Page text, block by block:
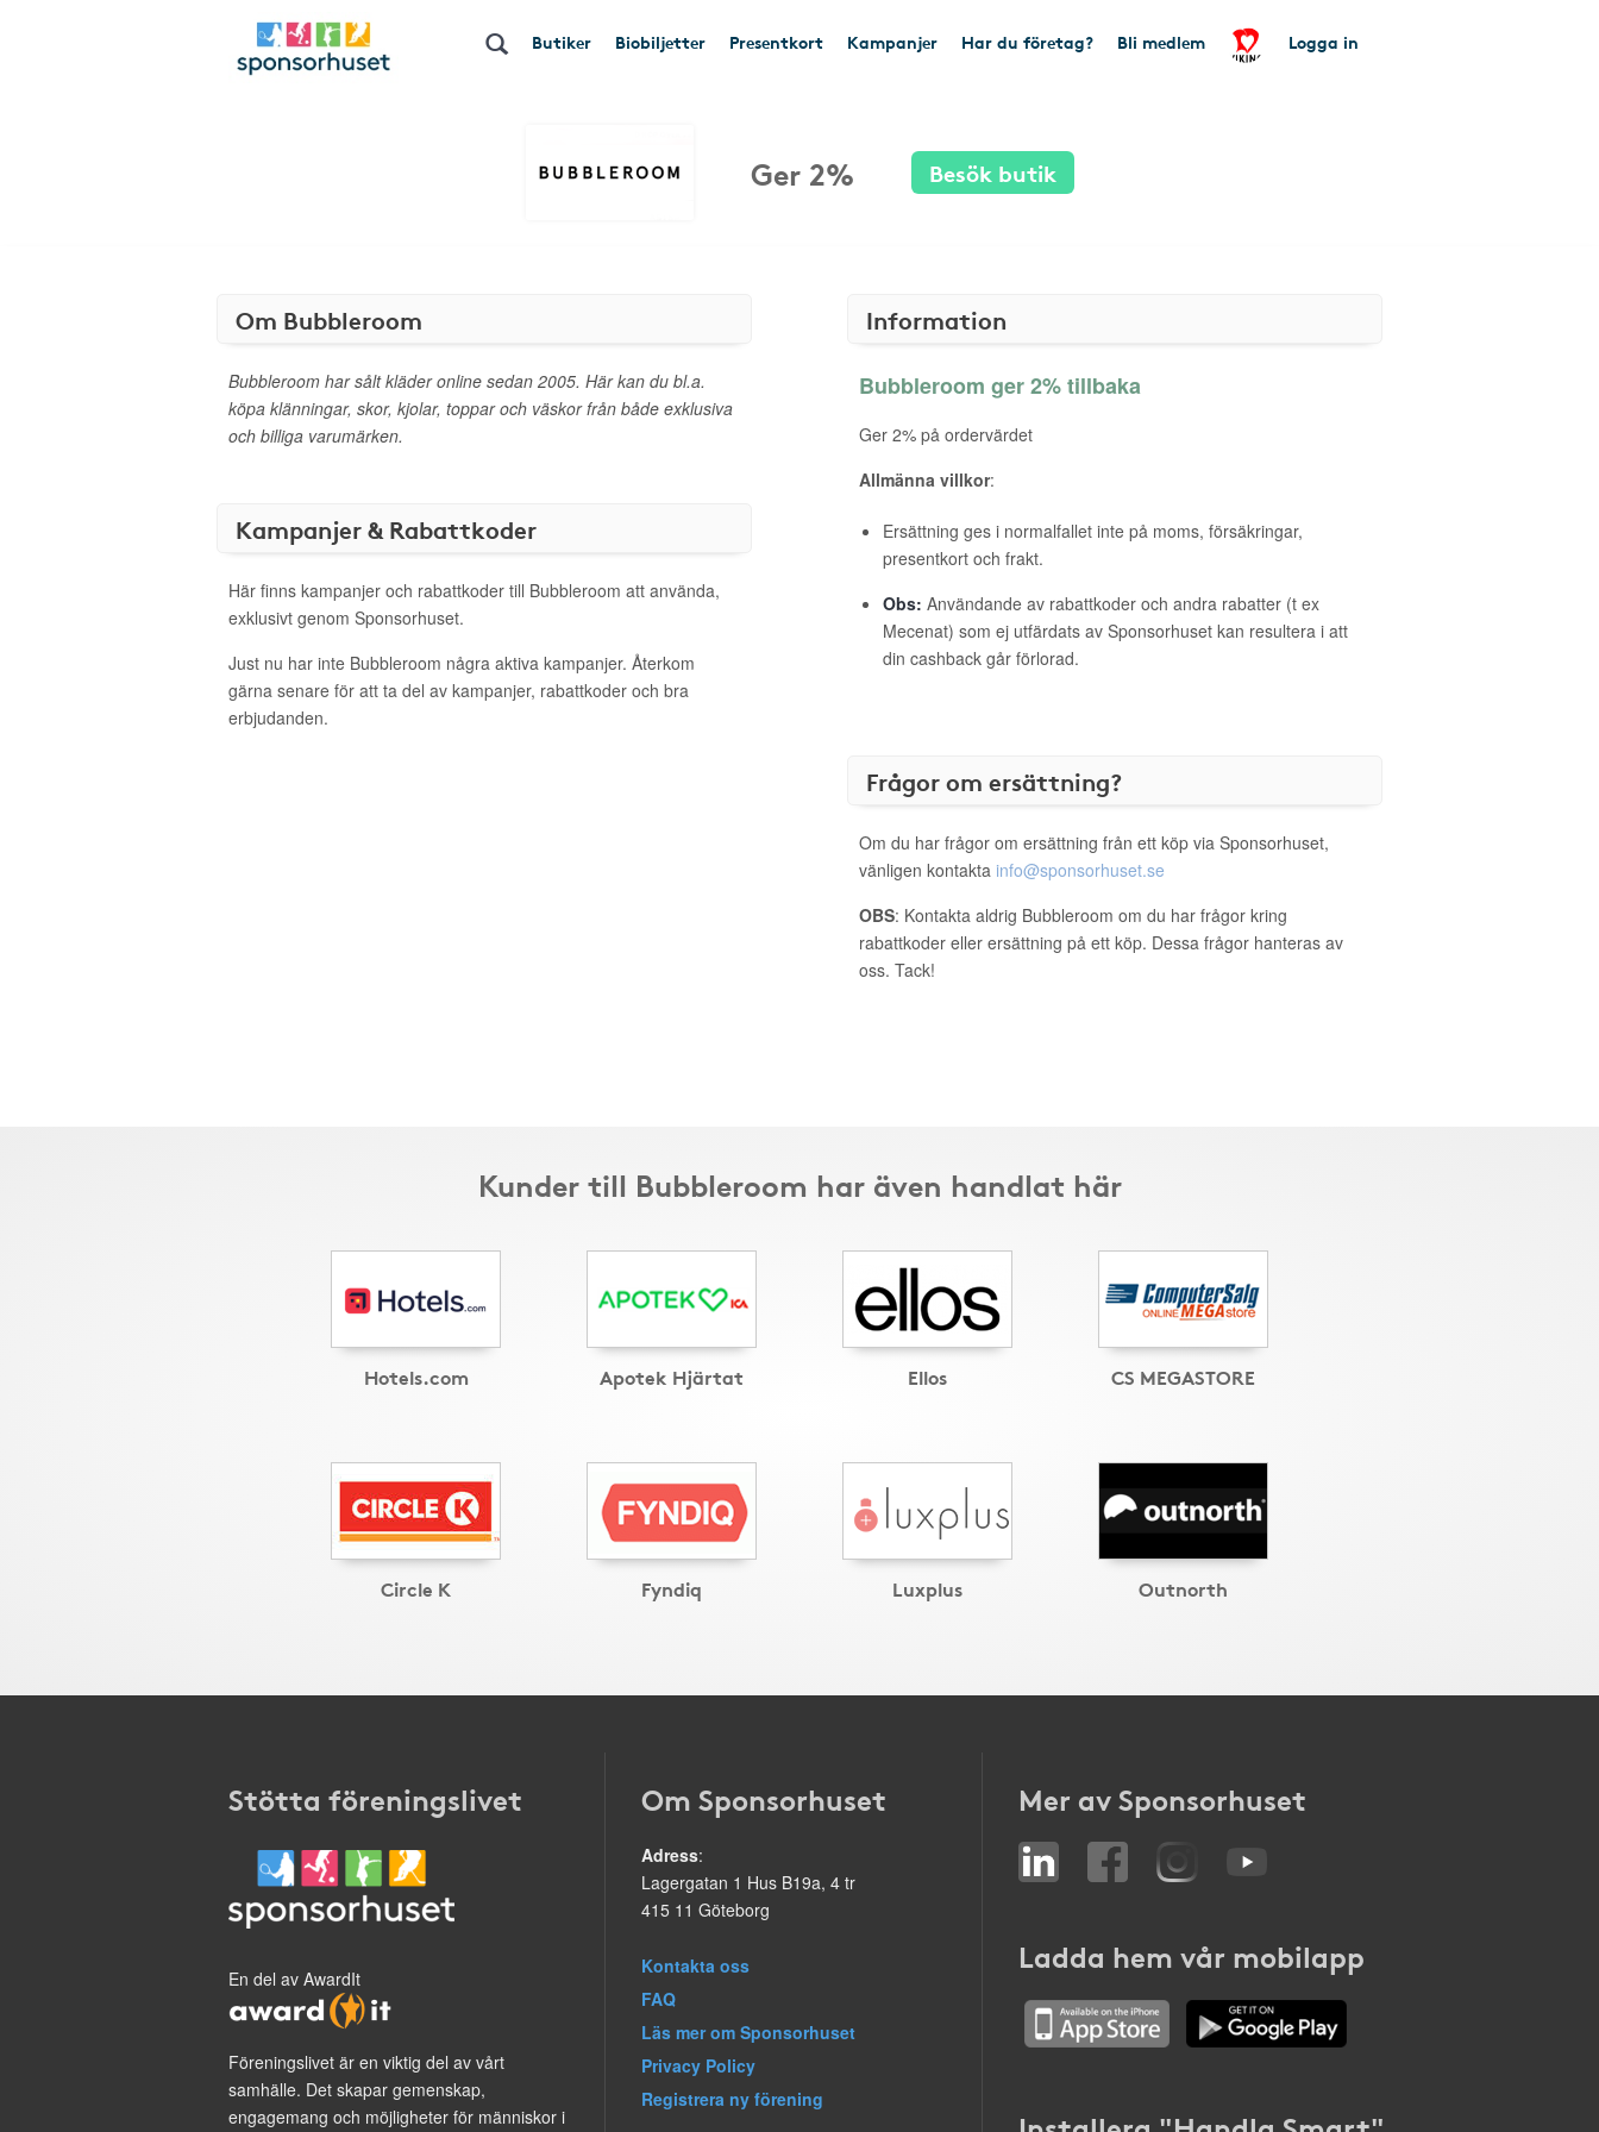
Butiker Biobiljetter Presentkort Kampanjer Har du företag? Bli medlem Logga in
Ger 2% Besök butik
Om Bubbleroom
Bubbleroom har sålt kläder online sedan 2005. Här kan du bl.a.
köpa klänningar, skor, kjolar, toppar och väskor från både exklusiva
och billiga varumärken.
Kampanjer & Rabattkoder
Här finns kampanjer och rabattkoder till Bubbleroom att använda,
exklusivt genom Sponsorhuset.
Just nu har inte Bubbleroom några aktiva kampanjer. Återkom
gärna senare för att ta del av kampanjer, rabattkoder och bra
erbjudanden.
Information
Bubbleroom ger 2% tillbaka
Ger 2% på ordervärdet
Allmänna villkor:
Ersättning ges i normalfallet inte på moms, försäkringar,
presentkort och frakt.
Obs: Användande av rabattkoder och andra rabatter (t ex
Mecenat) som ej utfärdats av Sponsorhuset kan resultera i att
din cashback går förlorad.
Frågor om ersättning?
Om du har frågor om ersättning från ett köp via Sponsorhuset,
vänligen kontakta info@sponsorhuset.se
OBS: Kontakta aldrig Bubbleroom om du har frågor kring
rabattkoder eller ersättning på ett köp. Dessa frågor hanteras av
oss. Tack!
Kunder till Bubbleroom har även handlat här
Hotels.com Apotek Hjärtat Ellos CS MEGASTORE
Circle K Fyndiq Luxplus Outnorth
Stötta föreningslivet
En del av AwardIt
Föreningslivet är en viktig del av vårt
samhälle. Det skapar gemenskap,
engagemang och möjligheter för människor i
Om Sponsorhuset
Adress:
Lagergatan 1 Hus B19a, 4 tr
415 11 Göteborg
Kontakta oss
FAQ
Läs mer om Sponsorhuset
Privacy Policy
Registrera ny förening
Mer av Sponsorhuset
Ladda hem vår mobilapp